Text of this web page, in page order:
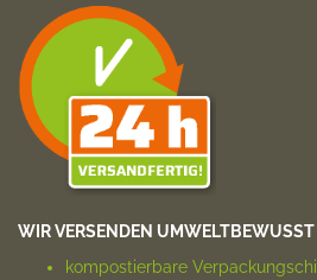
WIR VERSENDEN UMWELTBEWUSST
kompostierbare